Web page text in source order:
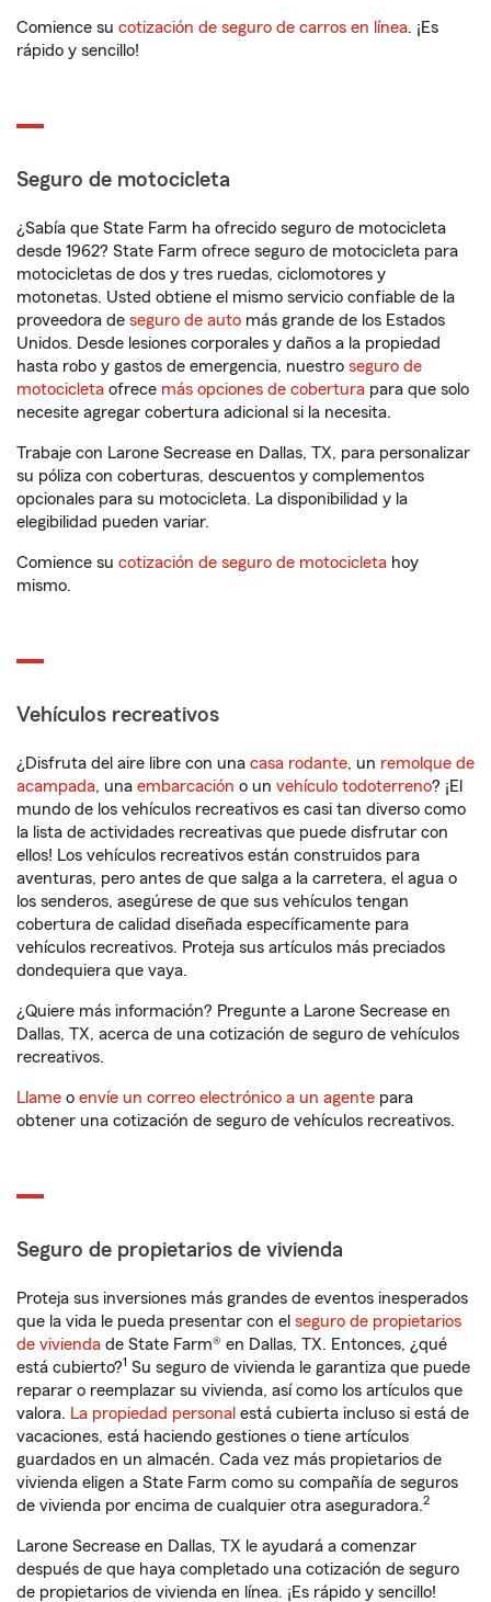
Comience su cotización de seguro de carros en línea. ¡Es
rápido y sencillo!
Seguro de motocicleta
¿Sabía que State Farm ha ofrecido seguro de motocicleta
desde 1962? State Farm ofrece seguro de motocicleta para
motocicletas de dos y tres ruedas, ciclomotores y
motonetas. Usted obtiene el mismo servicio confiable de la
proveedora de seguro de auto más grande de los Estados
Unidos. Desde lesiones corporales y daños a la propiedad
hasta robo y gastos de emergencia, nuestro seguro de
motocicleta ofrece más opciones de cobertura para que solo
necesite agregar cobertura adicional si la necesita.
Trabaje con Larone Secrease en Dallas, TX, para personalizar
su póliza con coberturas, descuentos y complementos
opcionales para su motocicleta. La disponibilidad y la
elegibilidad pueden variar.
Comience su cotización de seguro de motocicleta hoy
mismo.
Vehículos recreativos
¿Disfruta del aire libre con una casa rodante, un remolque de
acampada, una embarcación o un vehículo todoterreno? ¡El
mundo de los vehículos recreativos es casi tan diverso como
la lista de actividades recreativas que puede disfrutar con
ellos! Los vehículos recreativos están construidos para
aventuras, pero antes de que salga a la carretera, el agua o
los senderos, asegúrese de que sus vehículos tengan
cobertura de calidad diseñada específicamente para
vehículos recreativos. Proteja sus artículos más preciados
dondequiera que vaya.
¿Quiere más información? Pregunte a Larone Secrease en
Dallas, TX, acerca de una cotización de seguro de vehículos
recreativos.
Llame o envíe un correo electrónico a un agente para
obtener una cotización de seguro de vehículos recreativos.
Seguro de propietarios de vivienda
Proteja sus inversiones más grandes de eventos inesperados
que la vida le pueda presentar con el seguro de propietarios
de vivienda de State Farm® en Dallas, TX. Entonces, ¿qué
está cubierto?1 Su seguro de vivienda le garantiza que puede
reparar o reemplazar su vivienda, así como los artículos que
valora. La propiedad personal está cubierta incluso si está de
vacaciones, está haciendo gestiones o tiene artículos
guardados en un almacén. Cada vez más propietarios de
vivienda eligen a State Farm como su compañía de seguros
de vivienda por encima de cualquier otra aseguradora.2
Larone Secrease en Dallas, TX le ayudará a comenzar
después de que haya completado una cotización de seguro
de propietarios de vivienda en línea. ¡Es rápido y sencillo!